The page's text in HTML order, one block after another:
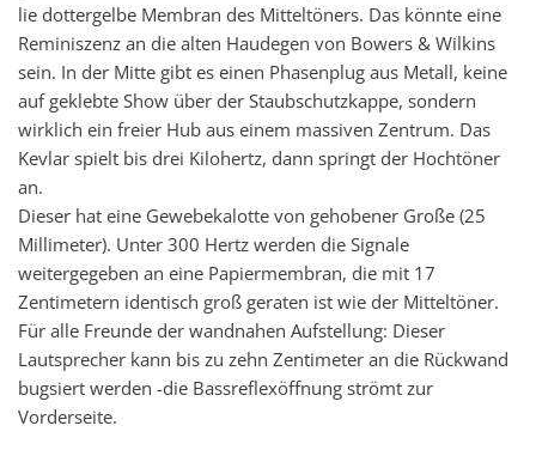
lie dottergelbe Membran des Mitteltöners. Das könnte eine
Reminiszenz an die alten Haudegen von Bowers & Wilkins
sein. In der Mitte gibt es einen Phasenplug aus Metall, keine
auf geklebte Show über der Staubschutzkappe, sondern
wirklich ein freier Hub aus einem massiven Zentrum. Das
Kevlar spielt bis drei Kilohertz, dann springt der Hochtöner
an.
Dieser hat eine Gewebekalotte von gehobener Große (25
Millimeter). Unter 300 Hertz werden die Signale
weitergegeben an eine Papiermembran, die mit 17
Zentimetern identisch groß geraten ist wie der Mitteltöner.
Für alle Freunde der wandnahen Aufstellung: Dieser
Lautsprecher kann bis zu zehn Zentimeter an die Rückwand
bugsiert werden -die Bassreflexöffnung strömt zur
Vorderseite.